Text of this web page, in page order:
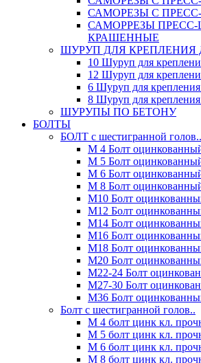
САМОРЕЗЫ С
САМОРРЕЗЫ
КРАШЕННЫЕ
ШУРУП ДЛЯ КРЕПЛЕНИЯ
10 Шуруп для
12 Шуруп для
6 Шуруп для
8 Шуруп для
ШУРУПЫ ПО БЕТОНУ
БОЛТЫ
БОЛТ с шестигранной голов..
М 4 Болт
М 5 Болт
М 6 Болт
М 8 Болт
М10 Болт
М12 Болт
М14 Болт
М16 Болт
М18 Болт
М20 Болт
М22-24 Болт
М27-30 Болт
М36 Болт
Болт с шестигранной голов..
М 4 болт цинк кл.
М 5 болт цинк кл.
М 6 болт цинк кл.
М 8 болт цинк кл.